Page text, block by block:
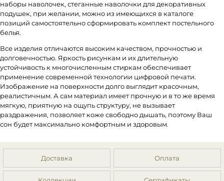
наборы наволочек, стеганные наволочки для декоративных
подушек, при желании, можно из имеющихся в каталоге
позиций самостоятельно сформировать комплект постельного
белья.
Все изделия отличаются высоким качеством, прочностью и
долговечностью. Яркость рисункам и их длительную
устойчивость к многочисленным стиркам обеспечивает
применение современной технологии цифровой печати.
Изображение на поверхности долго выглядит красочным,
реалистичным. А сам материал имеет прочную и в то же время
мягкую, приятную на ощупь структуру, не вызывает
раздражения, позволяет коже свободно дышать, поэтому Ваш
сон будет максимально комфортным и здоровым.
Доставка Оплата